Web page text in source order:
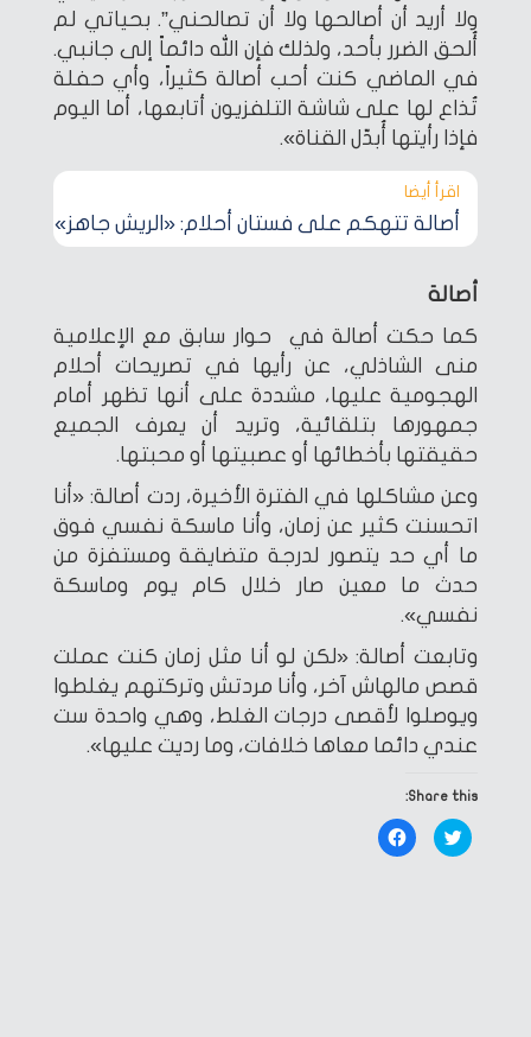
ولا أريد أن أصالحها ولا أن تصالحني”. بحياتي لم
أُلحق الضرر بأحد، ولذلك فإن الله دائماً إلى جانبي.
في الماضي كنت أحب أصالة كثيراً، وأي حفلة
تُذاع لها على شاشة التلفزيون أتابعها، أما اليوم
فإذا رأيتها أُبدّل القناة».
اقرأ أيضا‎
أصالة تتهكم على فستان أحلام: «الريش جاهز»
أصالة
كما حكت أصالة في حوار سابق مع الإعلامية
منى الشاذلي، عن رأيها في تصريحات أحلام
الهجومية عليها، مشددة على أنها تظهر أمام
جمهورها بتلقائية، وتريد أن يعرف الجميع
حقيقتها بأخطائها أو عصبيتها أو محبتها.
وعن مشاكلها في الفترة الأخيرة، ردت أصالة: «أنا
اتحسنت كثير عن زمان، وأنا ماسكة نفسي فوق
ما أي حد يتصور لدرجة متضايقة ومستفزة من
حدث ما معين صار خلال كام يوم وماسكة
نفسي».
وتابعت أصالة: «لكن لو أنا مثل زمان كنت عملت
قصص مالهاش آخر، وأنا مردتش وتركتهم يغلطوا
ويوصلوا لأقصى درجات الغلط، وهي واحدة ست
عندي دائما معاها خلافات، وما رديت عليها».
Share this:
Click
to
share
Click
to